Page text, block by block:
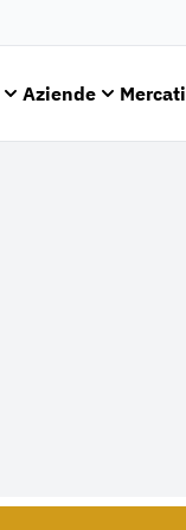
Aziende Mercati